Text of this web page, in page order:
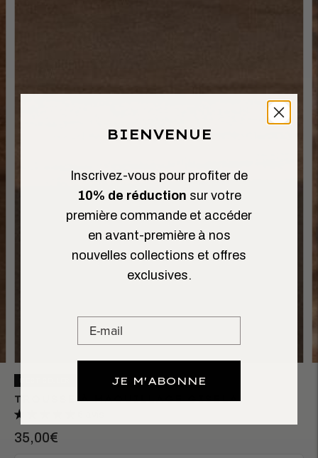
BEST SELLER
TROUSSE À MAQUILLAGE GISELA
35,00€
BIENVENUE
Inscrivez-vous pour profiter de
10% de réduction sur votre
première commande et accéder
en avant-première à nos
nouvelles collections et offres
exclusives.
JE M'ABONNE